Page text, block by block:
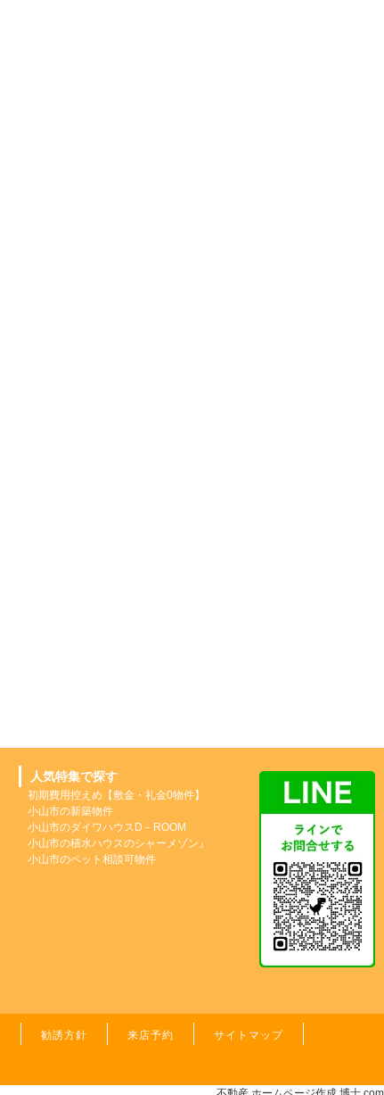
人気特集で探す
初期費用控えめ【敷金・礼金0物件】
小山市の新築物件
小山市のダイワハウスD－ROOM
小山市の積水ハウスのシャーメゾン』
小山市のペット相談可物件
勧誘方針 来店予約 サイトマップ